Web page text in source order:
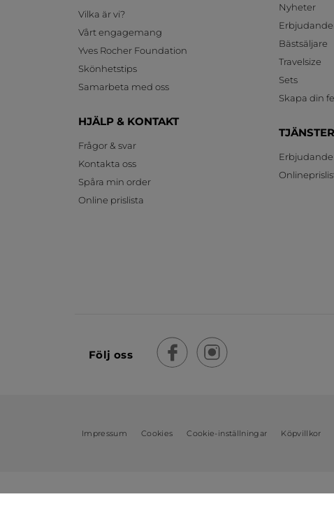
Vilka är vi?
Vårt engagemang
Yves Rocher Foundation
Skönhetstips
Samarbeta med oss
HJÄLP & KONTAKT
Frågor & svar
Kontakta oss
Spåra min order
Online prislista
Nyheter
Bästsäljare
Travelsize
Sets
Skapa din
TJÄNSTER
Följ oss
Impressum Cookies Cookie-inställningar Köpvillkor